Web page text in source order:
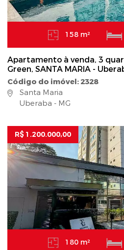
158 m²
Apartamento à venda, 3
Green, SANTA MARIA -
Código do imóvel: 2328
Santa Maria
Uberaba - MG
R$ 1.200.000,00
180 m²